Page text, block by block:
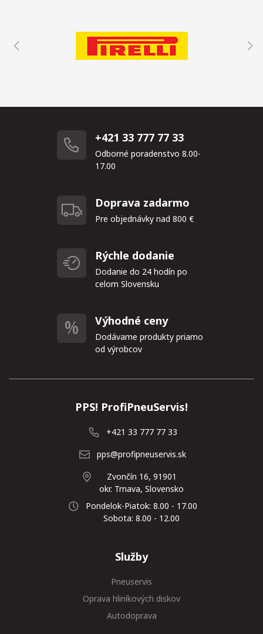
+421 33 777 77 33
Odborné poradenstvo 8.00-
17.00
Doprava zadarmo
Pre objednávky nad 800 €
Rýchle dodanie
Dodanie do 24 hodín po
celom Slovensku
Výhodné ceny
Dodávame produkty priamo
od výrobcov
PPS! ProfiPneuServis!
+421 33 777 77 33
pps@profipneuservis.sk
Zvončín 16, 91901
okr. Trnava, Slovensko
Pondelok-Piatok: 8.00 - 17.00
Sobota: 8.00 - 12.00
Služby
Pneuservis
Oprava hliníkových diskov
Autodoprava